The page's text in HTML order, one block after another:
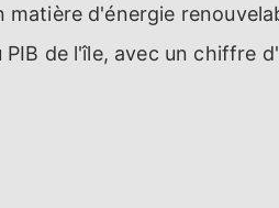
d'énergie
de l'île, avec un chiffre